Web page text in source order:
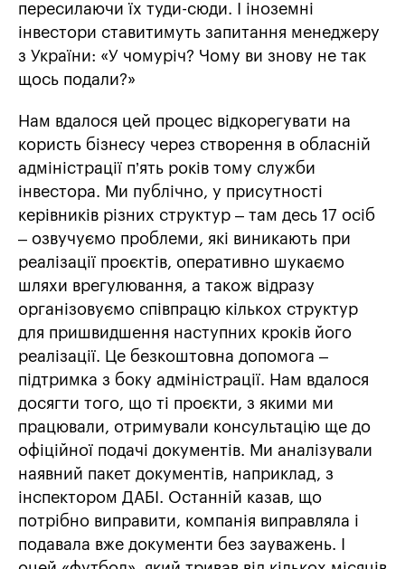
пересилаючи їх туди-сюди. І іноземні
інвестори ставитимуть запитання менеджеру
з України: «У чомуріч? Чому ви знову не так
щось подали?»
Нам вдалося цей процес відкорегувати на
користь бізнесу через створення в обласній
адміністрації п’ять років тому служби
інвестора. Ми публічно, у присутності
керівників різних структур – там десь 17 осіб
– озвучуємо проблеми, які виникають при
реалізації проєктів, оперативно шукаємо
шляхи врегулювання, а також відразу
організовуємо співпрацю кількох структур
для пришвидшення наступних кроків його
реалізації. Це безкоштовна допомога –
підтримка з боку адміністрації. Нам вдалося
досягти того, що ті проєкти, з якими ми
працювали, отримували консультацію ще до
офіційної подачі документів. Ми аналізували
наявний пакет документів, наприклад, з
інспектором ДАБІ. Останній казав, що
потрібно виправити, компанія виправляла і
подавала вже документи без зауважень. І